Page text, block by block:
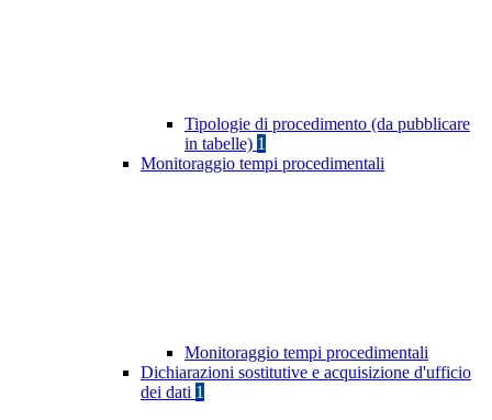
Tipologie di procedimento (da pubblicare
in tabelle) 1
Monitoraggio tempi procedimentali
Monitoraggio tempi procedimentali
Dichiarazioni sostitutive e acquisizione d'ufficio
dei dati 1